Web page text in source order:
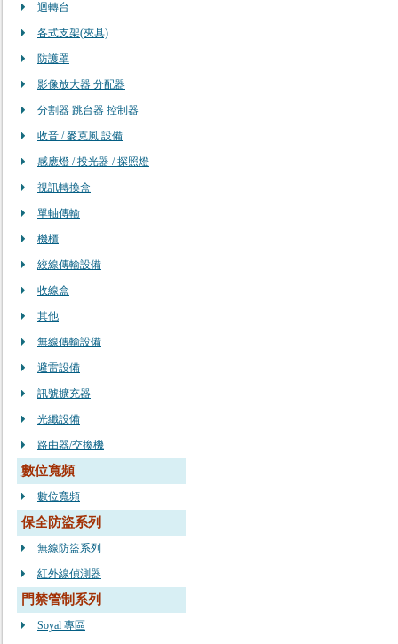
迴轉台
各式支架(夾具)
防護罩
影像放大器 分配器
分割器 跳台器 控制器
收音 / 麥克風 設備
感應燈 / 投光器 / 探照燈
視訊轉換盒
單軸傳輸
機櫃
絞線傳輸設備
收線盒
其他
無線傳輸設備
避雷設備
訊號擴充器
光纖設備
路由器/交換機
數位寬頻
數位寬頻
保全防盜系列
無線防盜系列
紅外線偵測器
門禁管制系列
Soyal 專區